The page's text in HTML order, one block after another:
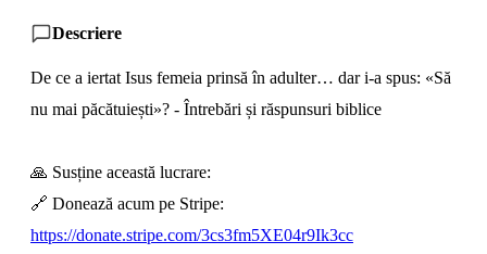
Descriere
De ce a iertat Isus femeia prinsă în adulter… dar i-a spus: «Să
nu mai păcătuiești»? - Întrebări și răspunsuri biblice
🙏 Susține această lucrare:
🔗 Donează acum pe Stripe:
https://donate.stripe.com/3cs3fm5XE04r9Ik3cc